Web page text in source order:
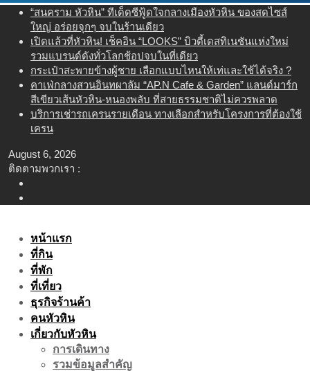
content
“สนคราม หัวหิน” ทีเด็ดซีฟู้ดใจกลางเมืองหัวหิน ของสดไซส์
ใหญ่ อร่อยจุกๆ จบในร้านเดียว
เปิดแล้วที่หัวหิน! เช็คอิน “LOOKS” บิวตี้เดสทิเนชันแห่งใหม่
รวมแบรนด์ดังทั่วโลกช้อปจบในที่เดียว
กระเป๋าสะพายข้างผู้ชาย เลือกแบบไหนให้เท่และใช้ได้จริง ?
คาเฟ่กลางสวนอินทผาลัม “AP.N Cafe & Garden” แลนด์มาร์ก
สีเขียวเส้นหัวหิน-หนองพลับ ที่สายธรรมชาติไม่ควรพลาด
บริการเช่ารถเครนรายเดือน ทางเลือกสำหรับโครงการที่ต้องใช้
เครน
August 6, 2026
ติดตามพวกเรา :
หน้าแรก
ที่กิน
ที่พัก
ที่เที่ยว
ธุรกิจร้านค้า
คนหัวหิน
เกี่ยวกับหัวหิน
การเดินทาง
รวมข้อมูลสำคัญ